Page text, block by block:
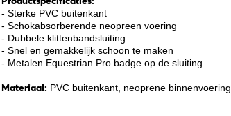
- Sterke PVC buitenkant
- Schokabsorberende neopreen voering
- Dubbele klittenbandsluiting
- Snel en gemakkelijk schoon te maken
- Metalen Equestrian Pro badge op de sluiting
Materiaal: PVC buitenkant, neoprene binnenvoering